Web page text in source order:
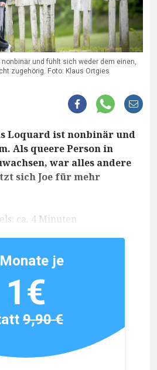
und fühlt sich weder dem einen,
zugehörig. Foto: Klaus Ortgies
Loquard ist nonbinär und
Als queere Person in
war alles andere
sich Joe für mehr
ca. 4 Minuten
je
1€
9,90 €